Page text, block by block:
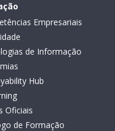
Empresariais
de Informação
Hub
Oficiais
de Formação